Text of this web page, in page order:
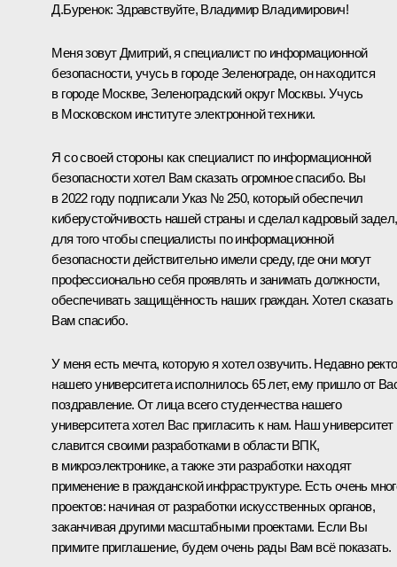
Д.Буренок: Здравствуйте, Владимир Владимирович!
Меня зовут Дмитрий, я специалист по информационной
безопасности, учусь в городе Зеленограде, он находится
в городе Москве, Зеленоградский округ Москвы. Учусь
в Московском институте электронной техники.
Я со своей стороны как специалист по информационной
безопасности хотел Вам сказать огромное спасибо. Вы
в 2022 году подписали Указ № 250, который обеспечил
киберустойчивость нашей страны и сделал кадровый задел,
для того чтобы специалисты по информационной
безопасности действительно имели среду, где они могут
профессионально себя проявлять и занимать должности,
обеспечивать защищённость наших граждан. Хотел сказать
Вам спасибо.
У меня есть мечта, которую я хотел озвучить. Недавно
нашего университета исполнилось 65 лет, ему пришло от
поздравление. От лица всего студенчества нашего
университета хотел Вас пригласить к нам. Наш университет
славится своими разработками в области ВПК,
в микроэлектронике, а также эти разработки находят
применение в гражданской инфраструктуре. Есть очень
проектов: начиная от разработки искусственных органов,
заканчивая другими масштабными проектами. Если Вы
примите приглашение, будем очень рады Вам всё показать.